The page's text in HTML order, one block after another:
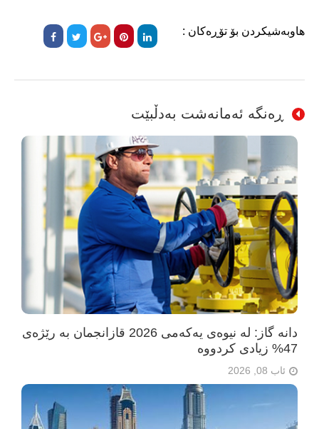
هاوبەشیکردن بۆ تۆڕەکان :
ڕەنگە ئەمانەشت بەدڵبێت
دانە گاز: لە نیوەی یەکەمی 2026 قازانجمان بە رێژەی
47% زیادی کردووە
ئاب 08, 2026